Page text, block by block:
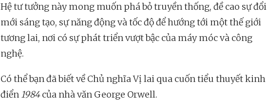
Hệ tư tưởng này mong muốn phá bỏ truyền thống, đề cao sự đổi
mới sáng tạo, sự năng động và tốc độ để hướng tới một thế giới
tương lai, nơi có sự phát triển vượt bậc của máy móc và công
nghệ.
Có thể bạn đã biết về Chủ nghĩa Vị lai qua cuốn tiểu thuyết kinh
điển 1984của nhà văn George Orwell.